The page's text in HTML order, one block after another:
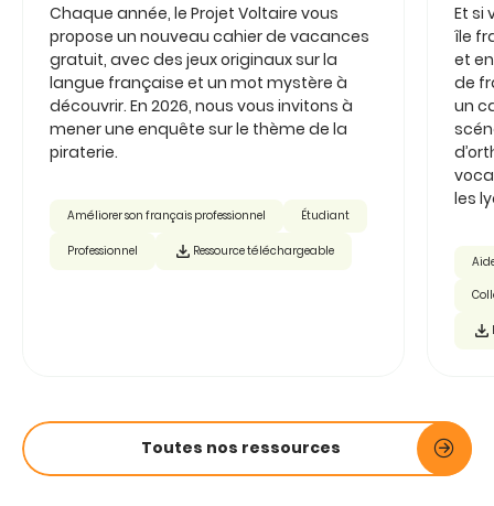
Chaque année, le Projet Voltaire vous
propose un nouveau cahier de vacances
gratuit, avec des jeux originaux sur la
langue française et un mot mystère à
découvrir. En 2026, nous vous invitons à
mener une enquête sur le thème de la
piraterie.
Améliorer son français professionnel Étudiant
Professionnel Ressource téléchargeable
Et si
île
et
de
un
les
Toutes nos ressources